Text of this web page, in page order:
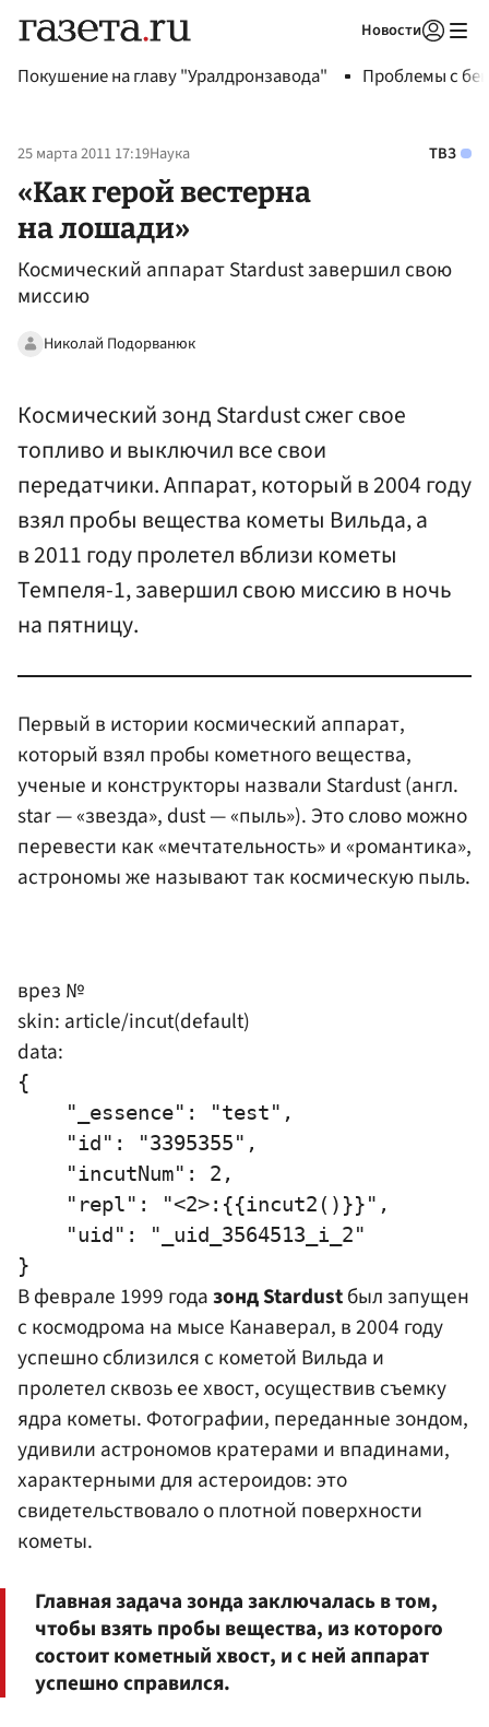
Новости
Покушение на главу "Уралдронзавода" Проблемы с
25 марта 2011 17:19Наука ТВЗ
«Как герой вестерна
на лошади»
Космический аппарат Stardust завершил свою
миссию
Николай Подорванюк
Космический зонд Stardust сжег свое
топливо и выключил все свои
передатчики. Аппарат, который в 2004 году
взял пробы вещества кометы Вильда, а
в 2011 году пролетел вблизи кометы
Темпеля-1, завершил свою миссию в ночь
на пятницу.
Первый в истории космический аппарат,
который взял пробы кометного вещества,
ученые и конструкторы назвали Stardust (англ.
star — «звезда», dust — «пыль»). Это слово можно
перевести как «мечтательность» и «романтика»,
астрономы же называют так космическую пыль.
врез №
skin: article/incut(default)
data:
{
    "_essence": "test",
    "id": "3395355",
    "incutNum": 2,
    "repl": "<2>:{{incut2()}}",
    "uid": "_uid_3564513_i_2"
В феврале 1999 годазонд Stardustбыл запущен
с космодрома на мысе Канаверал, в 2004 году
успешно сблизился с кометой Вильда и
пролетел сквозь ее хвост, осуществив съемку
ядра кометы. Фотографии, переданные зондом,
удивили астрономов кратерами и впадинами,
характерными для астероидов: это
свидетельствовало о плотной поверхности
кометы.
Главная задача зонда заключалась в том,
чтобы взять пробы вещества, из которого
состоит кометный хвост, и с ней аппарат
успешно справился.